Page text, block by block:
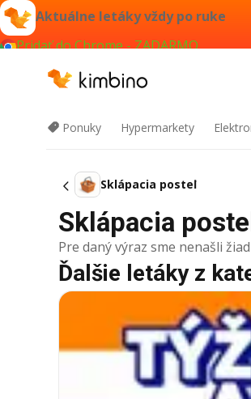
Aktuálne letáky vždy po ruke
Pridať do Chrome - ZADARMO
Ponuky Hypermarkety
Sklápacia posteľ
Sklápacia
Pre daný výraz sme nenašli
Ďalšie letáky z